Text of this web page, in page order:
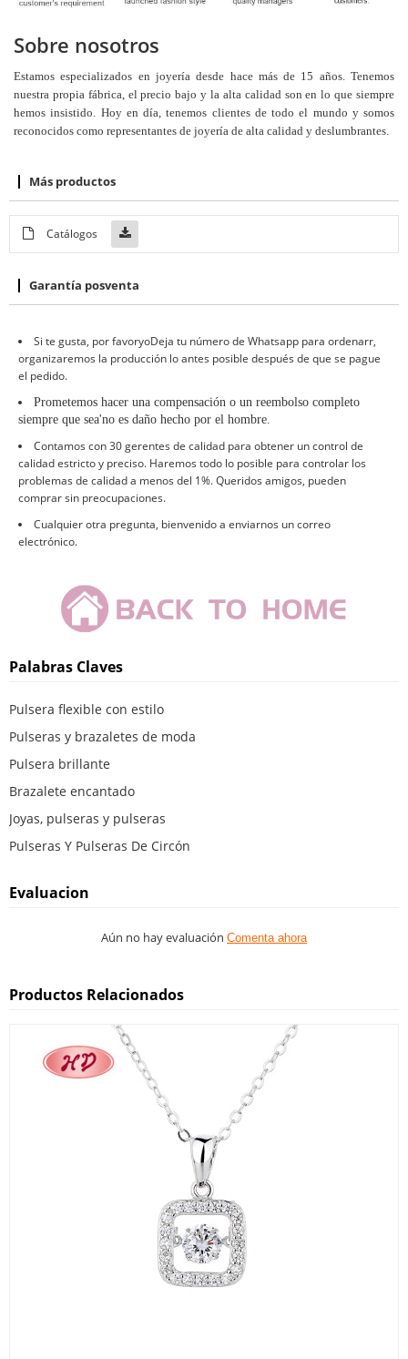
Sobre nosotros
Estamos especializados en joyería desde hace más de 15 años. Tenemos
nuestra propia fábrica, el precio bajo y la alta calidad son en lo que siempre
hemos insistido. Hoy en día, tenemos clientes de todo el mundo y somos
reconocidos como representantes de joyería de alta calidad y deslumbrantes.
Más productos
Catálogos
Garantía posventa
Si te gusta, por favoryoDeja tu número de Whatsapp para ordenarr,
organizaremos la producción lo antes posible después de que se pague
el pedido.
Prometemos hacer una compensación o un reembolso completo
siempre que sea'no es daño hecho por el hombre
Contamos con 30 gerentes de calidad para obtener un control de
calidad estricto y preciso. Haremos todo lo posible para controlar los
problemas de calidad a menos del 1%. Queridos amigos, pueden
comprar sin preocupaciones.
Cualquier otra pregunta, bienvenido a enviarnos un correo
electrónico.
Palabras Claves
Pulsera flexible con estilo
Pulseras y brazaletes de moda
Pulsera brillante
Brazalete encantado
Joyas, pulseras y pulseras
Pulseras Y Pulseras De Circón
Evaluacion
Aún no hay evaluación Comenta ahora
Productos Relacionados